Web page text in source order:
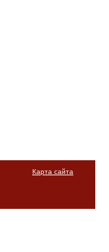
Карта сайта